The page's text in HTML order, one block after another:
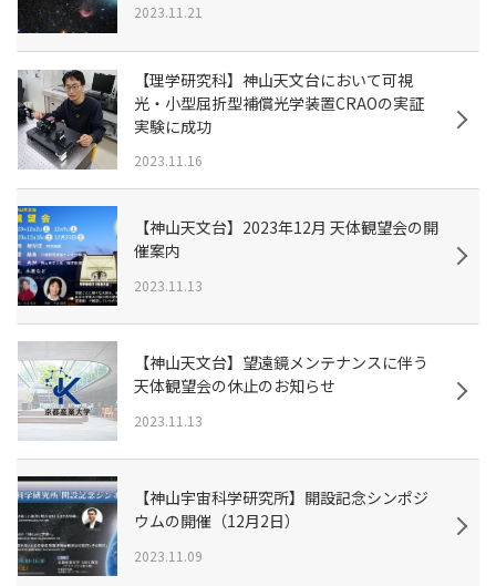
2023.11.21
【理学研究科】神山天文台において可視
光・小型屈折型補償光学装置CRAOの実証
実験に成功
2023.11.16
【神山天文台】2023年12月 天体観望会の開
催案内
2023.11.13
【神山天文台】望遠鏡メンテナンスに伴う
天体観望会の休止のお知らせ
2023.11.13
【神山宇宙科学研究所】開設記念シンポジ
ウムの開催（12月2日）
2023.11.09